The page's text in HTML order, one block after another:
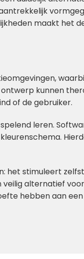
maakt het
kunnen
of de gebruiker.
leren.
het stimuleert
alternatief
hebben aan een